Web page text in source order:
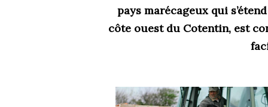
pays marécageux qui
côte ouest du Cotentin, est